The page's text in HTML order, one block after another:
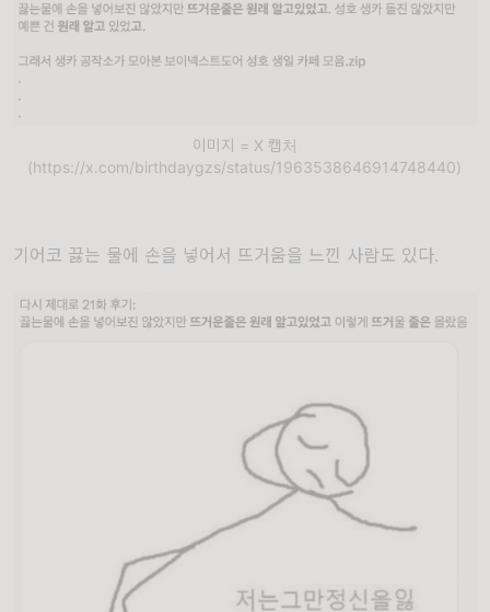
이미지 = X 캡처
(https://x.com/birthdaygzs/status/1963538646914748440)
기어코 끓는 물에 손을 넣어서 뜨거움을 느낀 사람도 있다.